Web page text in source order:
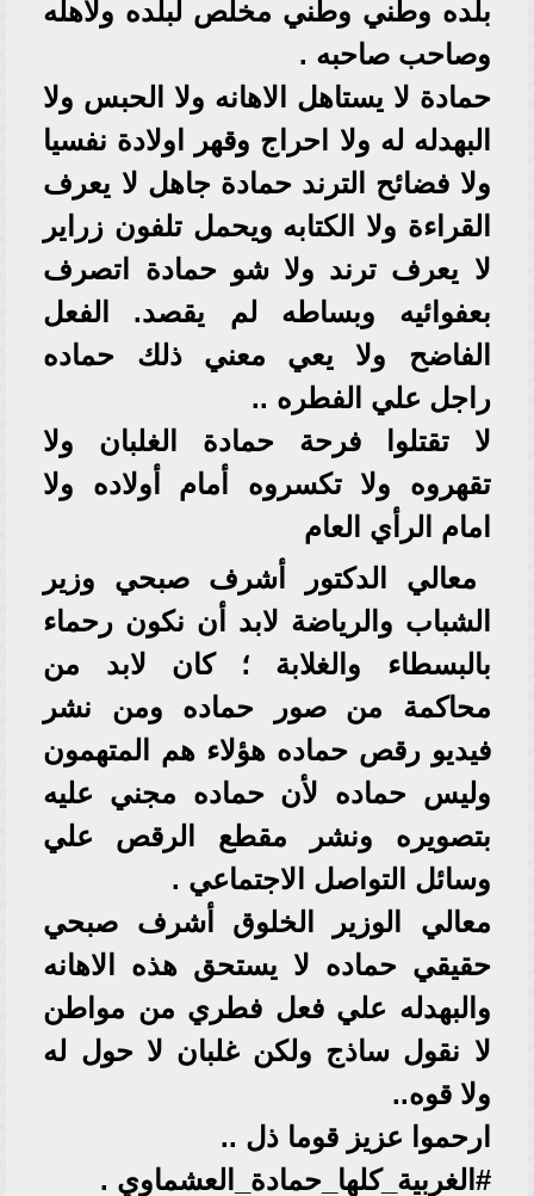
بلده وطني وطني مخلص لبلده ولأهله
وصاحب صاحبه .
حمادة لا يستاهل الاهانه ولا الحبس ولا
البهدله له ولا احراج وقهر اولادة نفسيا
ولا فضائح الترند حمادة جاهل لا يعرف
القراءة ولا الكتابه ويحمل تلفون زراير
لا يعرف ترند ولا شو حمادة اتصرف
بعفوائيه وبساطه لم يقصد. الفعل
الفاضح ولا يعي معني ذلك حماده
راجل علي الفطره ..
لا تقتلوا فرحة حمادة الغلبان ولا
تقهروه ولا تكسروه أمام أولاده ولا
امام الرأي العام
معالي الدكتور أشرف صبحي وزير
الشباب والرياضة لابد أن نكون رحماء
بالبسطاء والغلابة ؛ كان لابد من
محاكمة من صور حماده ومن نشر
فيديو رقص حماده هؤلاء هم المتهمون
وليس حماده لأن حماده مجني عليه
بتصويره ونشر مقطع الرقص علي
وسائل التواصل الاجتماعي .
معالي الوزير الخلوق أشرف صبحي
حقيقي حماده لا يستحق هذه الاهانه
والبهدله علي فعل فطري من مواطن
لا نقول ساذج ولكن غلبان لا حول له
ولا قوه..
ارحموا عزيز قوما ذل ..
#الغربية_كلها_حمادة_العشماوي .